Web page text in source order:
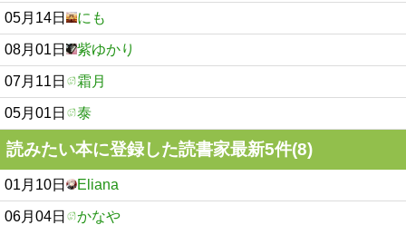
05月14日 にも
08月01日 紫ゆかり
07月11日 霜月
05月01日 泰
読みたい本に登録した読書家最新5件(8)
01月10日 Eliana
06月04日 かなや